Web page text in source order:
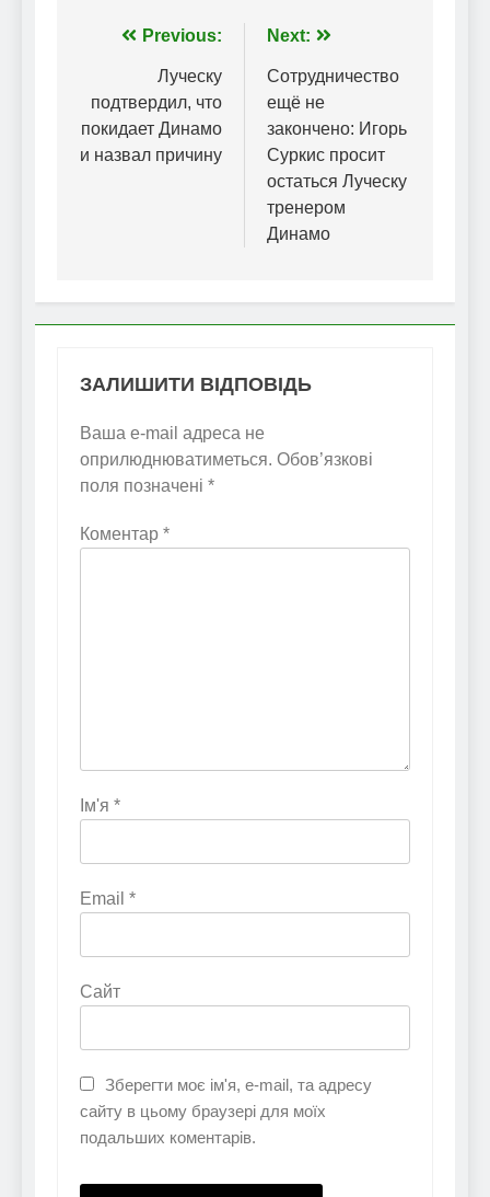
Навігація
записів
Previous:
Луческу
подтвердил, что
покидает Динамо
и назвал причину
Next:
Сотрудничество
ещё не
закончено: Игорь
Суркис просит
остаться Луческу
тренером
Динамо
ЗАЛИШИТИ ВІДПОВІДЬ
Ваша e-mail адреса не
оприлюднюватиметься. Обов’язкові
поля позначені *
Коментар *
Ім'я *
Email *
Сайт
Зберегти моє ім'я, e-mail, та адресу
сайту в цьому браузері для моїх
подальших коментарів.